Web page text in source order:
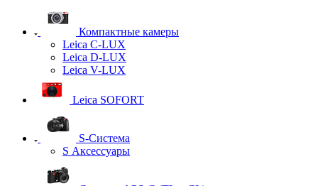
Компактные камеры
Leica C-LUX
Leica D-LUX
Leica V-LUX
Leica SOFORT
S-Система
S Аксессуары